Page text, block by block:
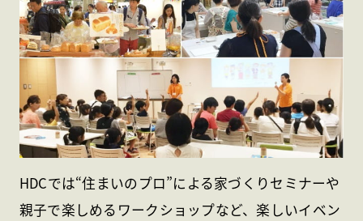
HDCでは“住まいのプロ”による家づくりセミナーや
親子で楽しめるワークショップなど、楽しいイベン